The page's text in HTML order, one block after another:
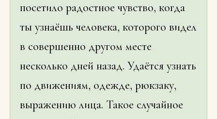
посетило радостное чувство, когда
ты узнаёшь человека, которого видел
в совершенно другом месте
несколько дней назад. Удаётся узнать
по движениям, одежде, рюкзаку,
выражению лица. Такое случайное